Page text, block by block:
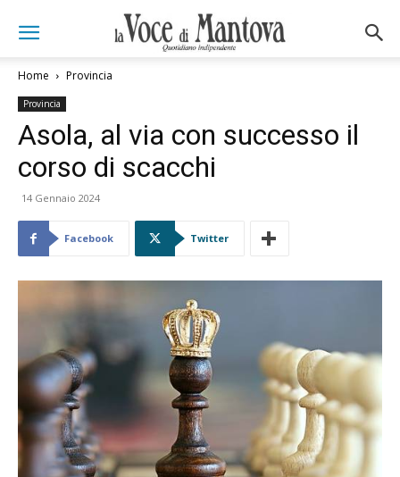
Home Provincia
Provincia
Asola, al via con successo il
corso di scacchi
14 Gennaio 2024
Facebook Twitter